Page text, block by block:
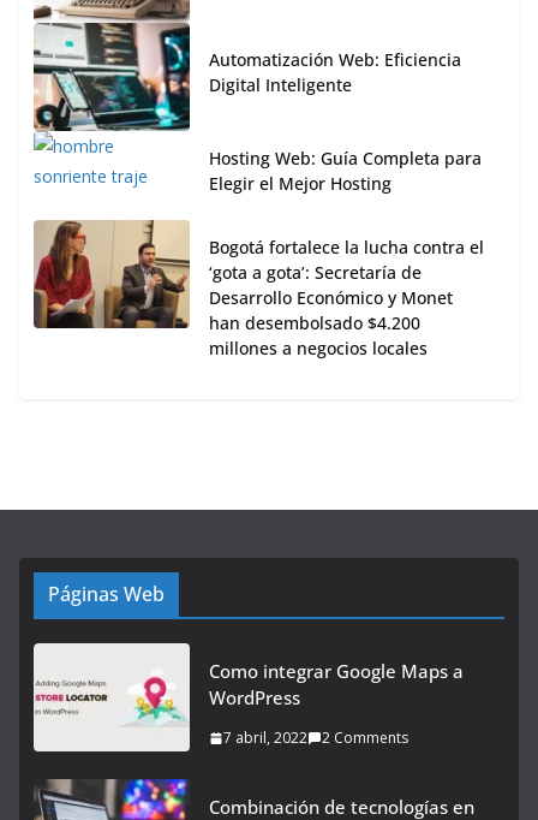
Automatización Web: Eficiencia
Digital Inteligente
Hosting Web: Guía Completa para
Elegir el Mejor Hosting
Bogotá fortalece la lucha contra el
‘gota a gota’: Secretaría de
Desarrollo Económico y Monet
han desembolsado $4.200
millones a negocios locales
Páginas Web
Como integrar Google Maps a
WordPress
7 abril, 2022 2 Comments
Combinación de tecnologías en